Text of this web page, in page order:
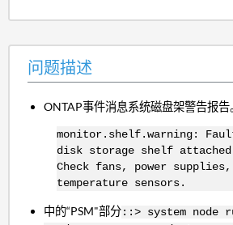
问题描述
ONTAP事件消息系统磁盘架警告报告
monitor.shelf.warning:
disk storage shelf
Check fans, power
temperature sensors.
中的“PSM"部分::> system node